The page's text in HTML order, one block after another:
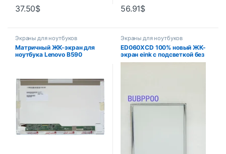
37.50$ 56.91$
Экраны для ноутбуков
Матричный ЖК-экран для
ноутбука Lenovo B590
Экраны для ноутбуков
ED060XCD 100% новый ЖК-
экран eink с подсветкой без
сенсорного экрана для